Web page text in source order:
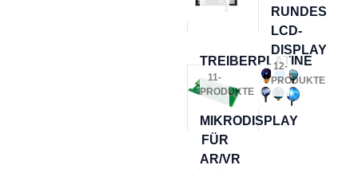
TREIBERPLATINE
11-
PRODUKTE
RUNDES
LCD-
DISPLAY
12-
PRODUKTE
MIKRODISPLAY
FÜR
AR/VR